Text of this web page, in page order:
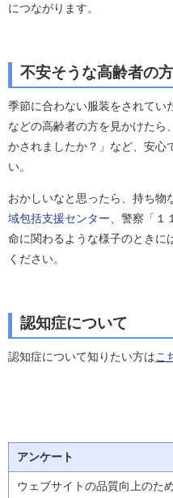
につながります。
不安そうな高齢者の
季節に合わない服装をされてい
などの高齢者の方を見かけたら
かされましたか？」など、安心
い。
おかしいなと思ったら、持ち物
域包括支援センター 、警察「１
命に関わるような様子のときに
ください。
認知症について
認知症について知りたい方はこ
アンケート
ウェブサイトの品質向上のた